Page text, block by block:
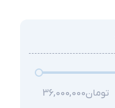
تومان36,000,000